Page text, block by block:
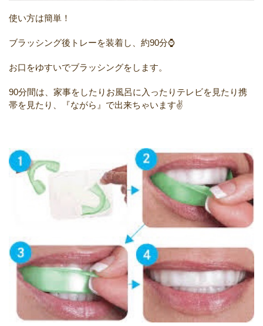
使い方は簡単！
ブラッシング後トレーを装着し、約90分⌚️
お口をゆすいでブラッシングをします。
90分間は、家事をしたりお風呂に入ったりテレビを見たり携
帯を見たり、『ながら』で出来ちゃいます✌